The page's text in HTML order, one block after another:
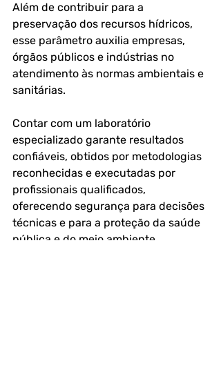
Além de contribuir para a
preservação dos recursos hídricos,
esse parâmetro auxilia empresas,
órgãos públicos e indústrias no
atendimento às normas ambientais e
sanitárias.
Contar com um laboratório
especializado garante resultados
confiáveis, obtidos por metodologias
reconhecidas e executadas por
profissionais qualificados,
oferecendo segurança para decisões
técnicas e para a proteção da saúde
pública e do meio ambiente.